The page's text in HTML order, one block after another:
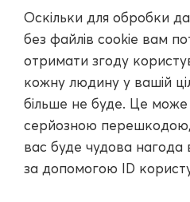
Оскільки для обробки
без файлів cookie вам
отримати згоду
кожну людину у вашій
більше не буде. Це може
серйозною
вас буде чудова нагода
за допомогою ID